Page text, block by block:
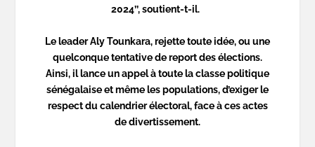
2024’’, soutient-t-il.
Le leader Aly Tounkara, rejette toute idée, ou une
quelconque tentative de report des élections.
Ainsi, il lance un appel à toute la classe politique
sénégalaise et même les populations, d’exiger le
respect du calendrier électoral, face à ces actes
de divertissement.